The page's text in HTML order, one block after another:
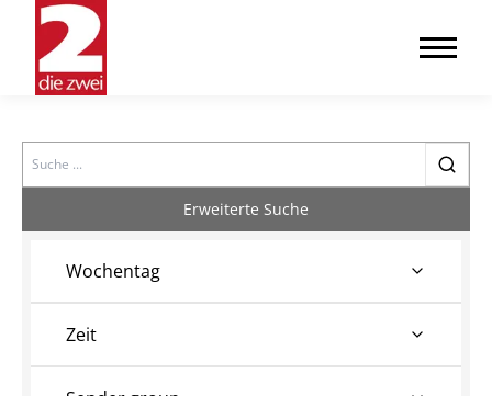
Search
Erweiterte Suche
Wochentag
Zeit